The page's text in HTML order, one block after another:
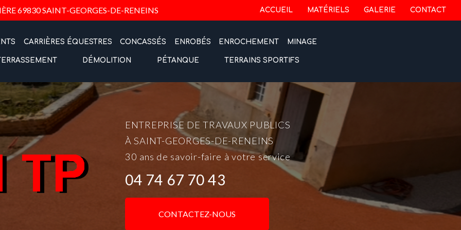
69830 SAINT-GEORGES-DE-RENEINS Navigation secondaire
ACCUEIL MATÉRIELS GALERIE CONTACT
CARRIÈRES ÉQUESTRES CONCASSÉS ENROBÉS ENROCHEMENT MINAGE
DÉMOLITION PÉTANQUE TERRAINS SPORTIFS
ENTREPRISE DE TRAVAUX PUBLICS
À SAINT-GEORGES-DE-RENEINS
30 ans de savoir-faire à votre service
04 74 67 70 43
CONTACTEZ-NOUS